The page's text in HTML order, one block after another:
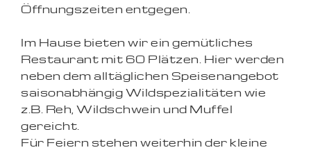
Öffnungszeiten entgegen.
Im Hause bieten wir ein gemütliches
Restaurant mit 60 Plätzen. Hier werden
neben dem alltäglichen Speisenangebot
saisonabhängig Wildspezialitäten wie
z.B. Reh, Wildschwein und Muffel
gereicht.
Für Feiern stehen weiterhin der kleine